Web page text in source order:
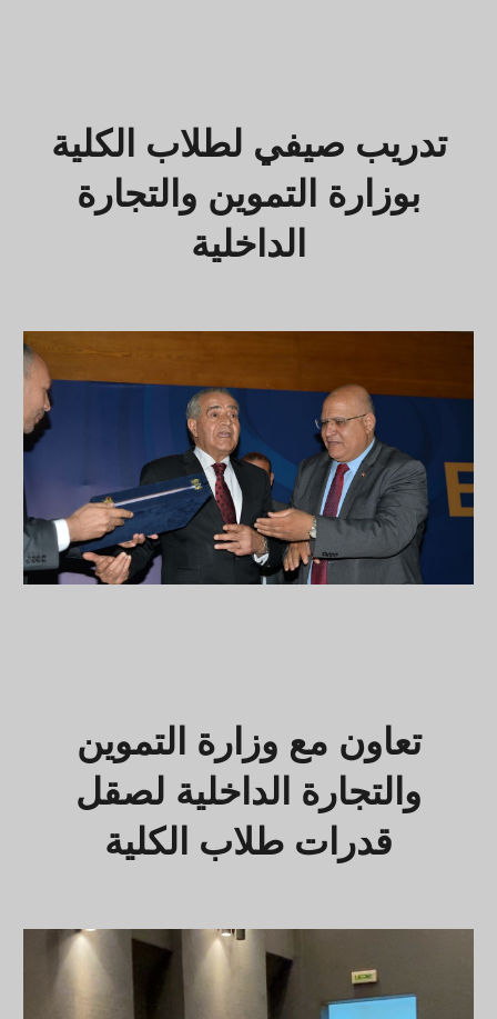
تدريب صيفي لطلاب الكلية
بوزارة التموين والتجارة
الداخلية
تعاون مع وزارة التموين
والتجارة الداخلية لصقل
قدرات طلاب الكلية